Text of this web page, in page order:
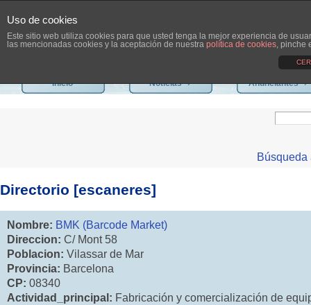
Inicio Noticias › Anunciantes ›
Búsqueda
Directorio [escaneres]
Nombre: BMK (Barcode Market)
Direccion: C/ Mont 58
Poblacion: Vilassar de Mar
Provincia: Barcelona
CP: 08340
Actividad_principal: Fabricación y comercialización de
Uso de cookies
Este sitio web utiliza cookies para que usted tenga la mejor experiencia de
las mencionadas cookies y la aceptación de nuestra política de cookies, pinche